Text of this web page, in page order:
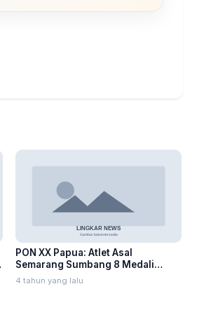
PON XX Papua: Atlet Asal
Semarang Sumbang 8 Medali
hingga Hari Ke-4
4 tahun yang lalu